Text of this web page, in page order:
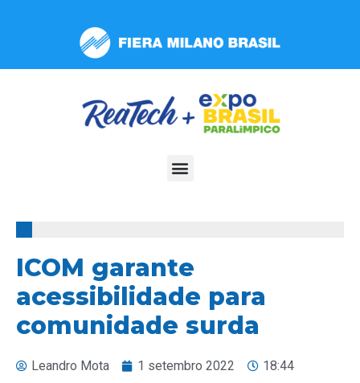
inclui
ICOM garante
acessibilidade para
comunidade surda
Leandro Mota 1 setembro 2022 18:44